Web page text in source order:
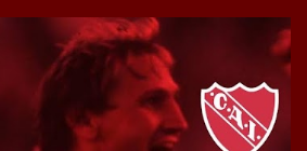
es Brian Romero, quien paso a
último mercado de pases y ha rendido de
goles importantes, sobre todo en la
no sucedió lo mismo en cuanto al
en el Rojo. Pasando a jugadores que